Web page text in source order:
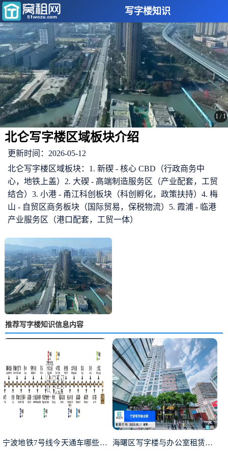
写字楼知识
1 / 1
北仑写字楼区域板块介绍
更新时间：2026-05-12
北仑写字楼区域板块：1. 新碶 - 核心 CBD（行政商务中
心，地铁上盖）2. 大碶 - 高端制造服务区（产业配套，工贸
结合）3. 小港 - 甬江科创板块（科创孵化，政策扶持）4. 梅
山 - 自贸区商务板块（国际贸易，保税物流）5. 霞浦 - 临港
产业服务区（港口配套，工贸一体）
推荐写字楼知识信息内容
宁波地铁7号线今天通车哪些写字楼受益呢？ 海曙区写字楼与办公室租赁指南